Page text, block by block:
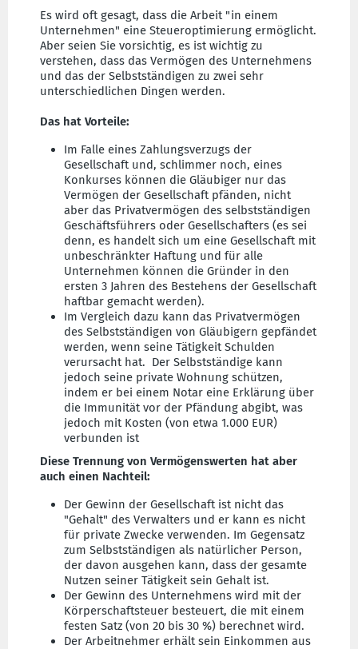
Es wird oft gesagt, dass die Arbeit "in einem
Unternehmen" eine Steueroptimierung ermöglicht.
Aber seien Sie vorsichtig, es ist wichtig zu
verstehen, dass das Vermögen des Unternehmens
und das der Selbstständigen zu zwei sehr
unterschiedlichen Dingen werden.
Das hat Vorteile:
Im Falle eines Zahlungsverzugs der
Gesellschaft und, schlimmer noch, eines
Konkurses können die Gläubiger nur das
Vermögen der Gesellschaft pfänden, nicht
aber das Privatvermögen des selbstständigen
Geschäftsführers oder Gesellschafters (es sei
denn, es handelt sich um eine Gesellschaft mit
unbeschränkter Haftung und für alle
Unternehmen können die Gründer in den
ersten 3 Jahren des Bestehens der Gesellschaft
haftbar gemacht werden).
Im Vergleich dazu kann das Privatvermögen
des Selbstständigen von Gläubigern gepfändet
werden, wenn seine Tätigkeit Schulden
verursacht hat. Der Selbstständige kann
jedoch seine private Wohnung schützen,
indem er bei einem Notar eine Erklärung über
die Immunität vor der Pfändung abgibt, was
jedoch mit Kosten (von etwa 1.000 EUR)
verbunden ist
Diese Trennung von Vermögenswerten hat aber
auch einen Nachteil:
Der Gewinn der Gesellschaft ist nicht das
"Gehalt" des Verwalters und er kann es nicht
für private Zwecke verwenden. Im Gegensatz
zum Selbstständigen als natürlicher Person,
der davon ausgehen kann, dass der gesamte
Nutzen seiner Tätigkeit sein Gehalt ist.
Der Gewinn des Unternehmens wird mit der
Körperschaftsteuer besteuert, die mit einem
festen Satz (von 20 bis 30 %) berechnet wird.
Der Arbeitnehmer erhält sein Einkommen aus